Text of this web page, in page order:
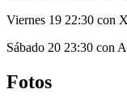
Viernes 19 22:30 con
Sábado 20 23:30 con
Fotos